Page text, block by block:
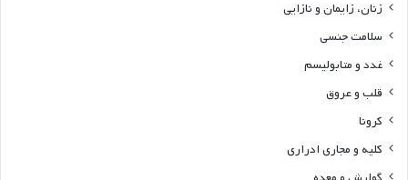
زنان، زایمان و نازایی
سلامت جنسی
غدد و متابولیسم
قلب و عروق
کرونا
کلیه و مجاری ادراری